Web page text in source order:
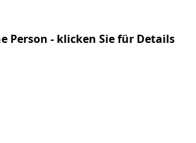
Person - klicken Sie für Details